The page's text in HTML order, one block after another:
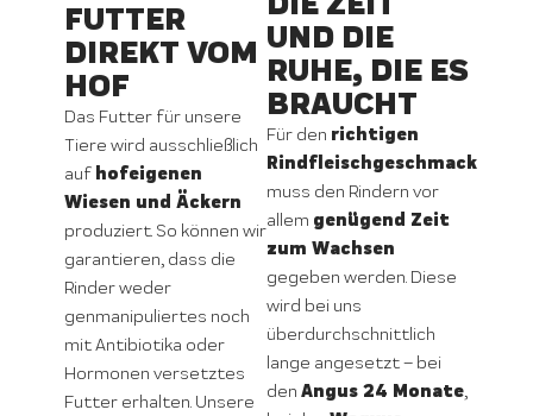
FUTTER
DIREKT VOM
HOF
Das Futter für unsere
Tiere wird ausschließlich
auf hofeigenen
Wiesen und Äckern
produziert. So können wir
garantieren, dass die
Rinder weder
genmanipuliertes noch
mit Antibiotika oder
Hormonen versetztes
Futter erhalten. Unsere
UND DIE
RUHE, DIE ES
BRAUCHT
Für den richtigen
Rindfleischgeschmack
muss den Rindern vor
allem genügend Zeit
zum Wachsen
gegeben werden. Diese
wird bei uns
überdurchschnittlich
lange angesetzt – bei
den Angus 24 Monate,